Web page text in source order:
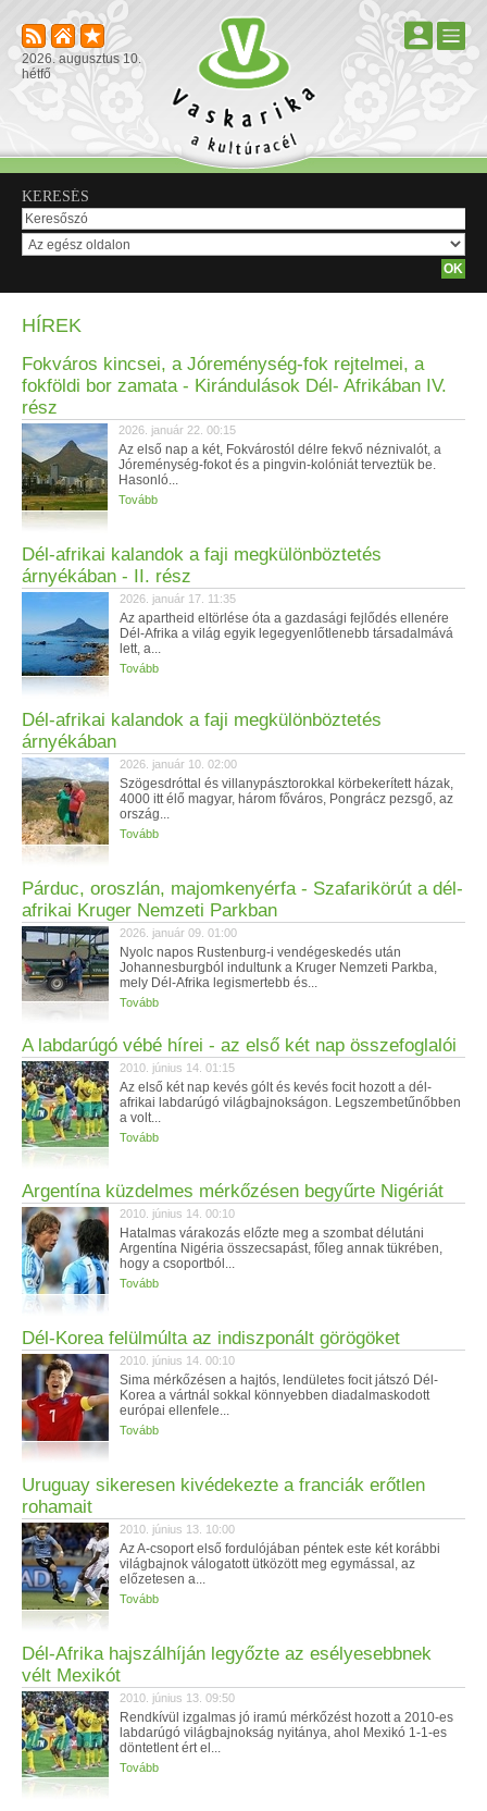
2026. augusztus 10.
hétfő
KERESÉS
HÍREK
Fokváros kincsei, a Jóreménység-fok rejtelmei, a
fokföldi bor zamata - Kirándulások Dél- Afrikában IV.
rész
2026. január 22. 00:15
Az első nap a két, Fokvárostól délre fekvő néznivalót, a
Jóreménység-fokot és a pingvin-kolóniát terveztük be.
Hasonló...
Tovább
Dél-afrikai kalandok a faji megkülönböztetés
árnyékában - II. rész
2026. január 17. 11:35
Az apartheid eltörlése óta a gazdasági fejlődés ellenére
Dél-Afrika a világ egyik legegyenlőtlenebb társadalmává
lett, a...
Tovább
Dél-afrikai kalandok a faji megkülönböztetés
árnyékában
2026. január 10. 02:00
Szögesdróttal és villanypásztorokkal körbekerített házak,
4000 itt élő magyar, három főváros, Pongrácz pezsgő, az
ország...
Tovább
Párduc, oroszlán, majomkenyérfa - Szafarikörút a dél-
afrikai Kruger Nemzeti Parkban
2026. január 09. 01:00
Nyolc napos Rustenburg-i vendégeskedés után
Johannesburgból indultunk a Kruger Nemzeti Parkba,
mely Dél-Afrika legismertebb és...
Tovább
A labdarúgó vébé hírei - az első két nap összefoglalói
2010. június 14. 01:15
Az első két nap kevés gólt és kevés focit hozott a dél-
afrikai labdarúgó világbajnokságon. Legszembetűnőbben
a volt...
Tovább
Argentína küzdelmes mérkőzésen begyűrte Nigériát
2010. június 14. 00:10
Hatalmas várakozás előzte meg a szombat délutáni
Argentína Nigéria összecsapást, főleg annak tükrében,
hogy a csoportból...
Tovább
Dél-Korea felülmúlta az indiszponált görögöket
2010. június 14. 00:10
Sima mérkőzésen a hajtós, lendületes focit játszó Dél-
Korea a vártnál sokkal könnyebben diadalmaskodott
európai ellenfele...
Tovább
Uruguay sikeresen kivédekezte a franciák erőtlen
rohamait
2010. június 13. 10:00
Az A-csoport első fordulójában péntek este két korábbi
világbajnok válogatott ütközött meg egymással, az
előzetesen a...
Tovább
Dél-Afrika hajszálhíján legyőzte az esélyesebbnek
vélt Mexikót
2010. június 13. 09:50
Rendkívül izgalmas jó iramú mérkőzést hozott a 2010-es
labdarúgó világbajnokság nyitánya, ahol Mexikó 1-1-es
döntetlent ért el...
Tovább